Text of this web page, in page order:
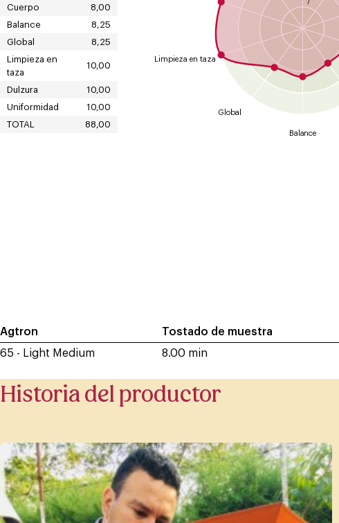
Cuerpo
8,00
Balance
8,25
Global
8,25
Limpieza en
taza
10,00
Dulzura
10,00
Uniformidad
10,00
TOTAL
88,00
7
Balance
Global
Limpieza en taza
Agtron
65 - Light Medium
Tostado de muestra
8.00 min
Historia del productor